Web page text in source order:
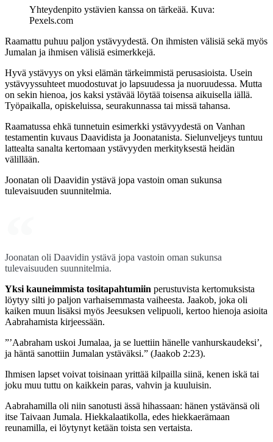
Yhteydenpito ystävien kanssa on tärkeää. Kuva:
Pexels.com
Raamattu puhuu paljon ystävyydestä. On ihmisten välisiä sekä myös
Jumalan ja ihmisen välisiä esimerkkejä.
Hyvä ystävyys on yksi elämän tärkeimmistä perusasioista. Usein
ystävyyssuhteet muodostuvat jo lapsuudessa ja nuoruudessa. Mutta
on sekin hienoa, jos kaksi ystävää löytää toisensa aikuisella iällä.
Työpaikalla, opiskeluissa, seurakunnassa tai missä tahansa.
Raamatussa ehkä tunnetuin esimerkki ystävyydestä on Vanhan
testamentin kuvaus Daavidista ja Joonatanista. Sielunveljeys tuntuu
lattealta sanalta kertomaan ystävyyden merkityksestä heidän
välillään.
Joonatan oli Daavidin ystävä jopa vastoin oman sukunsa
tulevaisuuden suunnitelmia.
Joonatan oli Daavidin ystävä jopa vastoin oman sukunsa
tulevaisuuden suunnitelmia.
Yksi kauneimmista tositapahtumiin perustuvista kertomuksista
löytyy silti jo paljon varhaisemmasta vaiheesta. Jaakob, joka oli
kaiken muun lisäksi myös Jeesuksen velipuoli, kertoo hienoja asioita
Aabrahamista kirjeessään.
”’Aabraham uskoi Jumalaa, ja se luettiin hänelle vanhurskaudeksi’,
ja häntä sanottiin Jumalan ystäväksi.” (Jaakob 2:23).
Ihmisen lapset voivat toisinaan yrittää kilpailla siinä, kenen iskä tai
joku muu tuttu on kaikkein paras, vahvin ja kuuluisin.
Aabrahamilla oli niin sanotusti ässä hihassaan: hänen ystävänsä oli
itse Taivaan Jumala. Hiekkalaatikolla, edes hiekkaerämaan
reunamilla, ei löytynyt ketään toista sen vertaista.